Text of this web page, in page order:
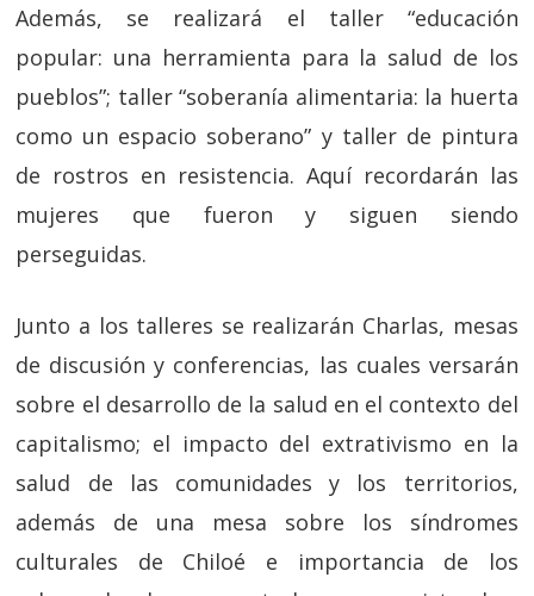
Además, se realizará el taller “educación
popular: una herramienta para la salud de los
pueblos”; taller “soberanía alimentaria: la huerta
como un espacio soberano” y taller de pintura
de rostros en resistencia. Aquí recordarán las
mujeres que fueron y siguen siendo
perseguidas.
Junto a los talleres se realizarán Charlas, mesas
de discusión y conferencias, las cuales versarán
sobre el desarrollo de la salud en el contexto del
capitalismo; el impacto del extrativismo en la
salud de las comunidades y los territorios,
además de una mesa sobre los síndromes
culturales de Chiloé e importancia de los